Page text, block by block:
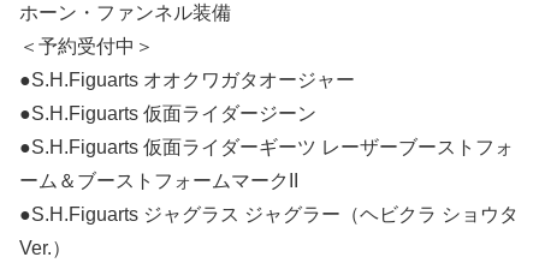
ホーン・ファンネル装備
＜予約受付中＞
●S.H.Figuarts オオクワガタオージャー
●S.H.Figuarts 仮面ライダージーン
●S.H.Figuarts 仮面ライダーギーツ レーザーブーストフォ
ーム＆ブーストフォームマークII
●S.H.Figuarts ジャグラス ジャグラー（ヘビクラ ショウタ
Ver.）